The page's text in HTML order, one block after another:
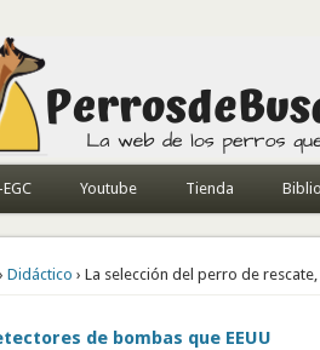
búsqueda y detectores
Youtube Tienda
› Didáctico › La selección del perro de
de bombas que EEUU